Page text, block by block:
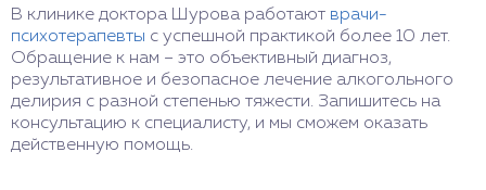
В клинике доктора Шурова работают врачи-
психотерапевты с успешной практикой более 10 лет.
Обращение к нам – это объективный диагноз,
результативное и безопасное лечение алкогольного
делирия с разной степенью тяжести. Запишитесь на
консультацию к специалисту, и мы сможем оказать
действенную помощь.